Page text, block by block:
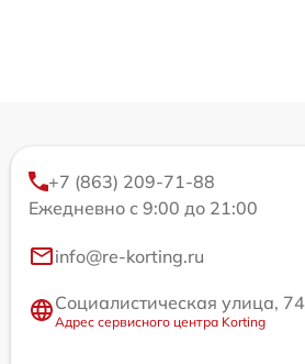
+7 (863) 209-71-88
Ежедневно с 9:00 до 21:00
info@re-korting.ru
Социалистическая улица, 74
Адрес сервисного центра Korting